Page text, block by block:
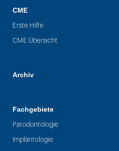
CME
Erste Hilfe
CME Übersicht
Archiv
Fachgebiete
Parodontologie
Implantologie